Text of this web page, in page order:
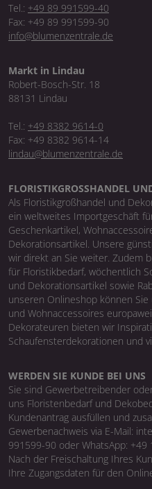
Tel.: +49 89 991599-40
Fax: +49 89 991599-90
info@blumenzentrale.de
Markt in Lindau
Robert-Bosch-Str. 18
88131 Lindau
Tel.: +49 8382 9614-0
Fax: +49 8382 9614-14
lindau@blumenzentrale.de
FLORISTIKGROSSHANDEL
Als Floristikgroßhandel und
ein weltweites Importgeschäft
Geschenkartikel,
Dekorationsartikel. Unsere
wir direkt an Sie weiter. Zudem
für Floristikbedarf, wöchentlich
und Dekorationsartikel sowie
unseren Onlineshop können
und Wohnaccessoires
Dekorateuren bieten wir
Schaufensterdekorationen und
WERDEN SIE KUNDE BEI UNS
Sie sind Gewerbetreibender
uns Floristenbedarf und
Kundenantrag ausfüllen und
Gewerbenachweis via E-Mail:
991599-90 oder WhatsApp:
Nach der Freischaltung Ihres
Ihre Zugangsdaten für den